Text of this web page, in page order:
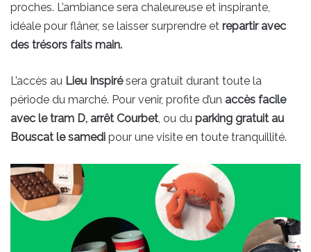
proches. L’ambiance sera chaleureuse et inspirante,
idéale pour flâner, se laisser surprendre et repartir avec
des trésors faits main.
L’accès au Lieu Inspirésera gratuit durant toute la
période du marché. Pour venir, profite d’un accès facile
avec le tram D, arrêt Courbet, ou du parking gratuit au
Bouscat le samedi pour une visite en toute tranquillité.